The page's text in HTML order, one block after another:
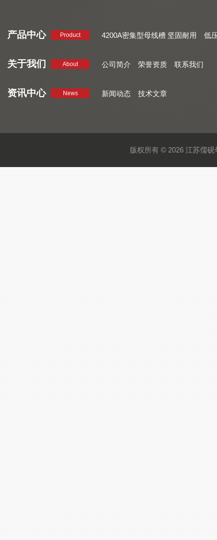
产品中心 Product 4200A密集型母线槽 坚固耐用
低
关于我们 About 公司简介 荣誉资质 联系我们
资讯中心 News 新闻动态 技术文章
版权所有 © 2026 江苏儒